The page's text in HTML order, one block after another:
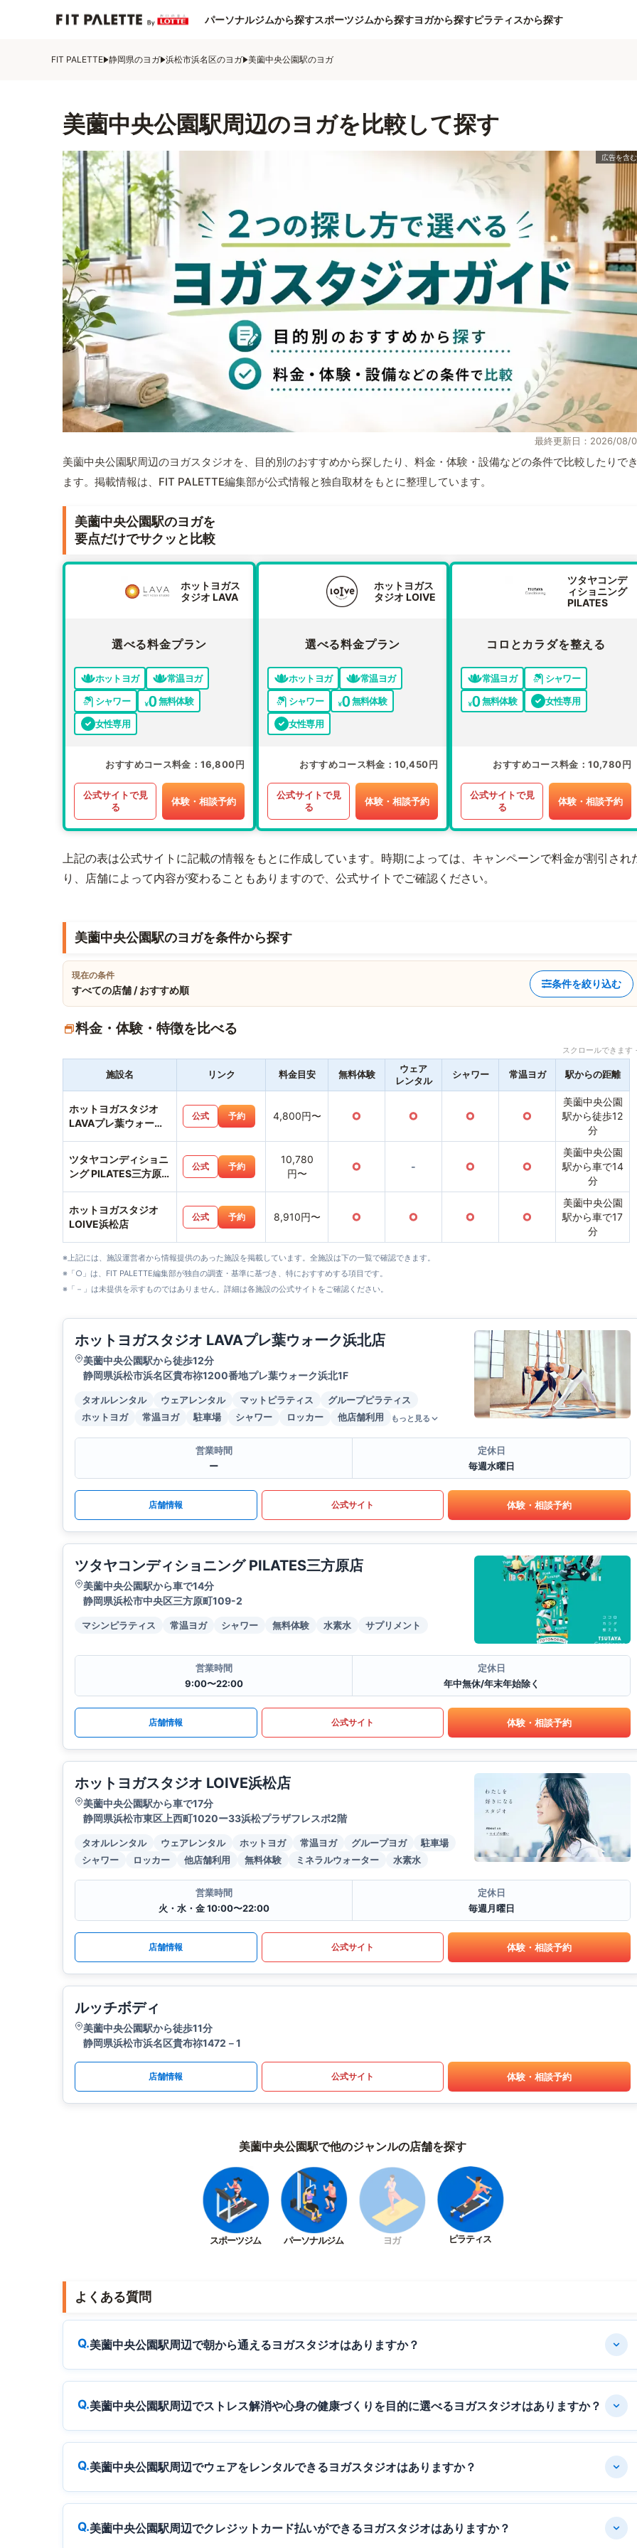
パーソナルジムから探すスポーツジムから探すヨガから探すピラティスから探す
FIT PALETTE 静岡県のヨガ 浜松市浜名区のヨガ 美薗中央公園駅のヨガ
美薗中央公園駅周辺のヨガを比較して探す
最終更新日：2026/08/
美薗中央公園駅周辺のヨガスタジオを、目的別のおすすめから探したり、料金・体験・設備などの条件で比較したりで
ます。掲載情報は、FIT PALETTE編集部が公式情報と独自取材をもとに整理しています。
美薗中央公園駅のヨガを
要点だけでサクッと比較
ホットヨガス
タジオ LAVA
選べる料金プラン
ホットヨガ
常温ヨガ
シャワー
無料体験
女性専用
おすすめコース料金 16,800円
公式サイトで見
る
体験・相談予約
ホットヨガス
タジオ LOIVE
選べる料金プラン
ホットヨガ
常温ヨガ
シャワー
無料体験
女性専用
おすすめコース料金 10,450円
公式サイトで見
る
体験・相談予約
ツタヤコンデ
ィショニング
PILATES
コロとカラダを整える
常温ヨガ
シャワー
無料体験
女性専用
おすすめコース料金 10,780円
公式サイトで見
る
体験・相談予約
上記の表は公式サイトに記載の情報をもとに作成しています。時期によっては、キャンペーンで料金が割引され
り、店舗によって内容が変わることもありますので、公式サイトでご確認ください。
美薗中央公園駅のヨガを条件から探す
現在の条件
すべての店舗 / おすすめ順
条件を絞り込む
料金・体験・特徴を比べる
スクロールできま
施設名 リンク 料金目安 無料体験
ウェア
レンタル
シャワー 常温ヨガ 駅からの距離
ホットヨガスタジオ
LAVAプレ葉ウォーク
公式 予約 4,800円〜 ○ ○ ○ ○
美薗中央公園
駅から徒歩12
分
ツタヤコンディショニ
ング PILATES三方原
公式 予約
10,780
円〜
○ - ○ ○
美薗中央公園
駅から車で14
分
ホットヨガスタジオ
LOIVE浜松店
公式 予約 8,910円〜 ○ ○ ○ ○
美薗中央公園
駅から車で17
分
※上記には、施設運営者から情報提供のあった施設を掲載しています。全施設は下の一覧で確認できます。
※「○」は、FIT PALETTE編集部が独自の調査・基準に基づき、特におすすめする項目です。
※「－」は未提供を示すものではありません。詳細は各施設の公式サイトをご確認ください。
ホットヨガスタジオ LAVAプレ葉ウォーク浜北店
美薗中央公園駅から徒歩12分
静岡県浜松市浜名区貴布祢1200番地プレ葉ウォーク浜北1F
タオルレンタル ウェアレンタル マットピラティス
グループピラティス
ホットヨガ
常温ヨガ 駐車場 シャワー ロッカー 他店舗利用 もっと見る
営業時間
ー
定休日
毎週水曜日
店舗情報 公式サイト 体験・相談予約
ツタヤコンディショニング PILATES三方原店
美薗中央公園駅から車で14分
静岡県浜松市中央区三方原町109-2
マシンピラティス 常温ヨガ シャワー 無料体験 水素水 サプリメント
営業時間
9:00〜22:00
定休日
年中無休/年末年始除く
店舗情報 公式サイト 体験・相談予約
ホットヨガスタジオ LOIVE浜松店
美薗中央公園駅から車で17分
静岡県浜松市東区上西町1020ー33浜松プラザフレスポ2階
タオルレンタル ウェアレンタル ホットヨガ 常温ヨガ グループヨガ
駐車場
シャワー
ロッカー 他店舗利用 無料体験 ミネラルウォーター 水素水
営業時間
火・水・金 10:00〜22:00
定休日
毎週月曜日
店舗情報 公式サイト 体験・相談予約
ルッチボディ
美薗中央公園駅から徒歩11分
静岡県浜松市浜名区貴布祢1472－1
店舗情報 公式サイト 体験・相談予約
美薗中央公園駅で他のジャンルの店舗を探す
スポーツジム パーソナルジム ヨガ ピラティス
よくある質問
美薗中央公園駅周辺で朝から通えるヨガスタジオはありますか？
美薗中央公園駅周辺でストレス解消や心身の健康づくりを目的に選べるヨガスタジオはありますか？
美薗中央公園駅周辺でウェアをレンタルできるヨガスタジオはありますか？
美薗中央公園駅周辺でクレジットカード払いができるヨガスタジオはありますか？